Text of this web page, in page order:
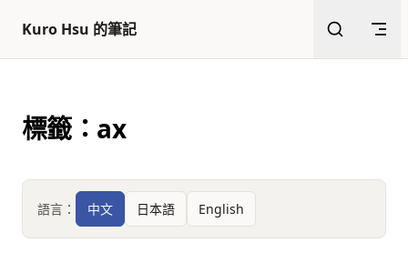
跳至內容
Kuro Hsu 的筆記
返回頂部
標籤：ax
語言： 中文 日本語 English